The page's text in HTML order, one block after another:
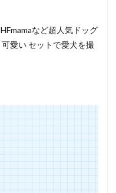
など超人気ドッグ
愛い セットで愛犬を撮